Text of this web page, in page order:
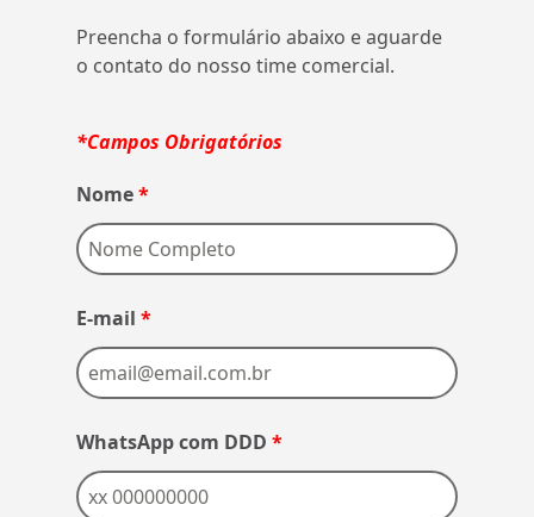
Preencha o formulário abaixo e aguarde
o contato do nosso time comercial.
*Campos Obrigatórios
Nome*
E-mail *
WhatsApp com DDD *